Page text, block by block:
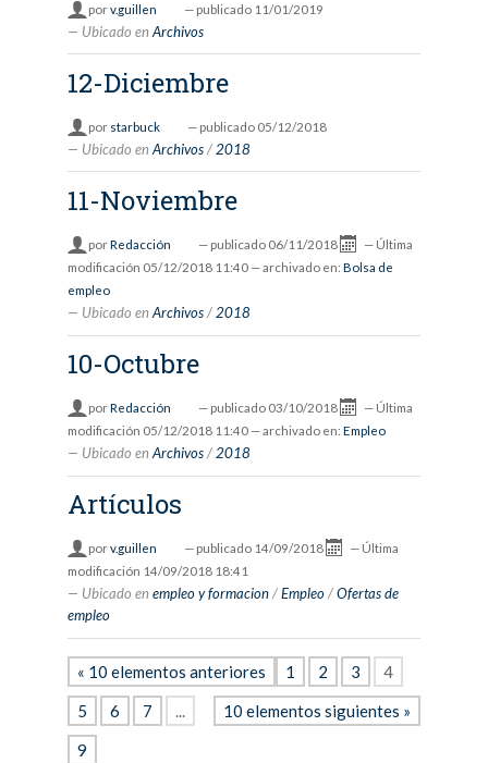
porv.guillen — publicado 11/01/2019
Ubicado en Archivos
12-Diciembre
por starbuck — publicado 05/12/2018
Ubicado en Archivos / 2018
11-Noviembre
porRedacción — publicado 06/11/2018 — Última
modificación 05/12/2018 11:40 — archivado en: Bolsa de
empleo
Ubicado en Archivos / 2018
10-Octubre
porRedacción — publicado 03/10/2018 — Última
modificación 05/12/2018 11:40 — archivado en: Empleo
Ubicado en Archivos / 2018
Artículos
porv.guillen — publicado 14/09/2018 — Última
modificación 14/09/2018 18:41
Ubicado en empleo y formacion /Empleo/Ofertas de
empleo
« 10 elementos anteriores
10 elementos siguientes »
1 2 3
4
5
6 7
...
9